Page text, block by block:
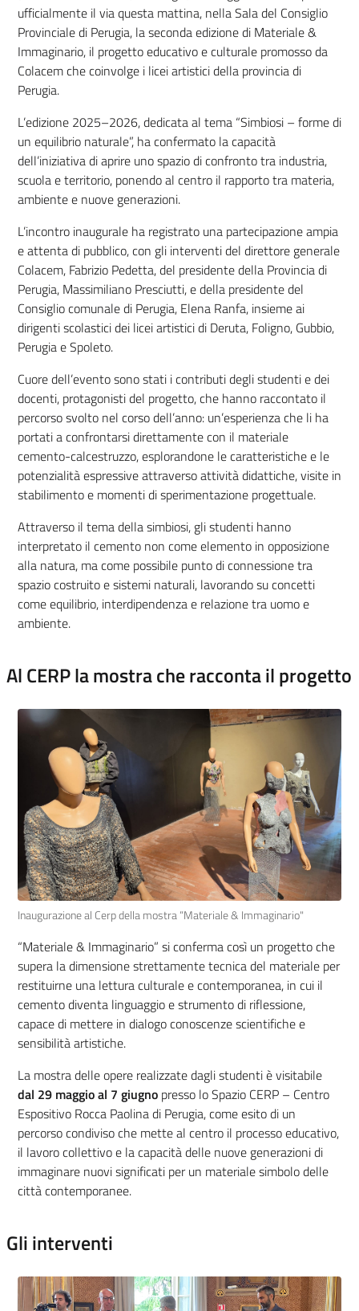
ufficialmente il via questa mattina, nella Sala del Consiglio
Provinciale di Perugia, la seconda edizione di Materiale &
Immaginario, il progetto educativo e culturale promosso da
Colacem che coinvolge i licei artistici della provincia di
Perugia.
L’edizione 2025–2026, dedicata al tema “Simbiosi – forme di
un equilibrio naturale”, ha confermato la capacità
dell’iniziativa di aprire uno spazio di confronto tra industria,
scuola e territorio, ponendo al centro il rapporto tra materia,
ambiente e nuove generazioni.
L’incontro inaugurale ha registrato una partecipazione ampia
e attenta di pubblico, con gli interventi del direttore generale
Colacem, Fabrizio Pedetta, del presidente della Provincia di
Perugia, Massimiliano Presciutti, e della presidente del
Consiglio comunale di Perugia, Elena Ranfa, insieme ai
dirigenti scolastici dei licei artistici di Deruta, Foligno, Gubbio,
Perugia e Spoleto.
Cuore dell’evento sono stati i contributi degli studenti e dei
docenti, protagonisti del progetto, che hanno raccontato il
percorso svolto nel corso dell’anno: un’esperienza che li ha
portati a confrontarsi direttamente con il materiale
cemento-calcestruzzo, esplorandone le caratteristiche e le
potenzialità espressive attraverso attività didattiche, visite in
stabilimento e momenti di sperimentazione progettuale.
Attraverso il tema della simbiosi, gli studenti hanno
interpretato il cemento non come elemento in opposizione
alla natura, ma come possibile punto di connessione tra
spazio costruito e sistemi naturali, lavorando su concetti
come equilibrio, interdipendenza e relazione tra uomo e
ambiente.
Al CERP la mostra che racconta il progetto
Inaugurazione al Cerp della mostra “Materiale & Immaginario"
“Materiale & Immaginario” si conferma così un progetto che
supera la dimensione strettamente tecnica del materiale per
restituirne una lettura culturale e contemporanea, in cui il
cemento diventa linguaggio e strumento di riflessione,
capace di mettere in dialogo conoscenze scientifiche e
sensibilità artistiche.
La mostra delle opere realizzate dagli studenti è visitabile
dal 29 maggio al 7 giugno presso lo Spazio CERP – Centro
Espositivo Rocca Paolina di Perugia, come esito di un
percorso condiviso che mette al centro il processo educativo,
il lavoro collettivo e la capacità delle nuove generazioni di
immaginare nuovi significati per un materiale simbolo delle
città contemporanee.
Gli interventi